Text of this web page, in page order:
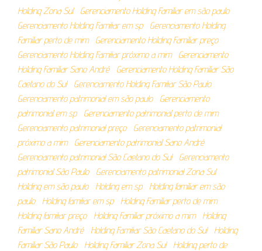
Holding Zona Sul
Gerenciamento Holding Familiar em são paulo
Gerenciamento Holding Familiar em sp
Gerenciamento Holding
Familiar perto de mim
Gerenciamento Holding Familiar preço
Gerenciamento Holding Familiar próximo a mim
Gerenciamento
Holding Familiar Sano André
Gerenciamento Holding Familiar São
Caetano do Sul
Gerenciamento Holding Familiar São Paulo
Gerenciamento patrimonial em são paulo
Gerenciamento
patrimonial em sp
Gerenciamento patrimonial perto de mim
Gerenciamento patrimonial preço
Gerenciamento patrimonial
próximo a mim
Gerenciamento patrimonial Sano André
Gerenciamento patrimonial São Caetano do Sul
Gerenciamento
patrimonial São Paulo
Gerenciamento patrimonial Zona Sul
Holding em são paulo
Holding em sp
Holding familiar em são
paulo
Holding familiar em sp
Holding Familiar perto de mim
Holding familiar preço
Holding Familiar próximo a mim
Holding
Familiar Sano André
Holding Familiar São Caetano do Sul
Holding
Familiar São Paulo
Holding Familiar Zona Sul
Holding perto de